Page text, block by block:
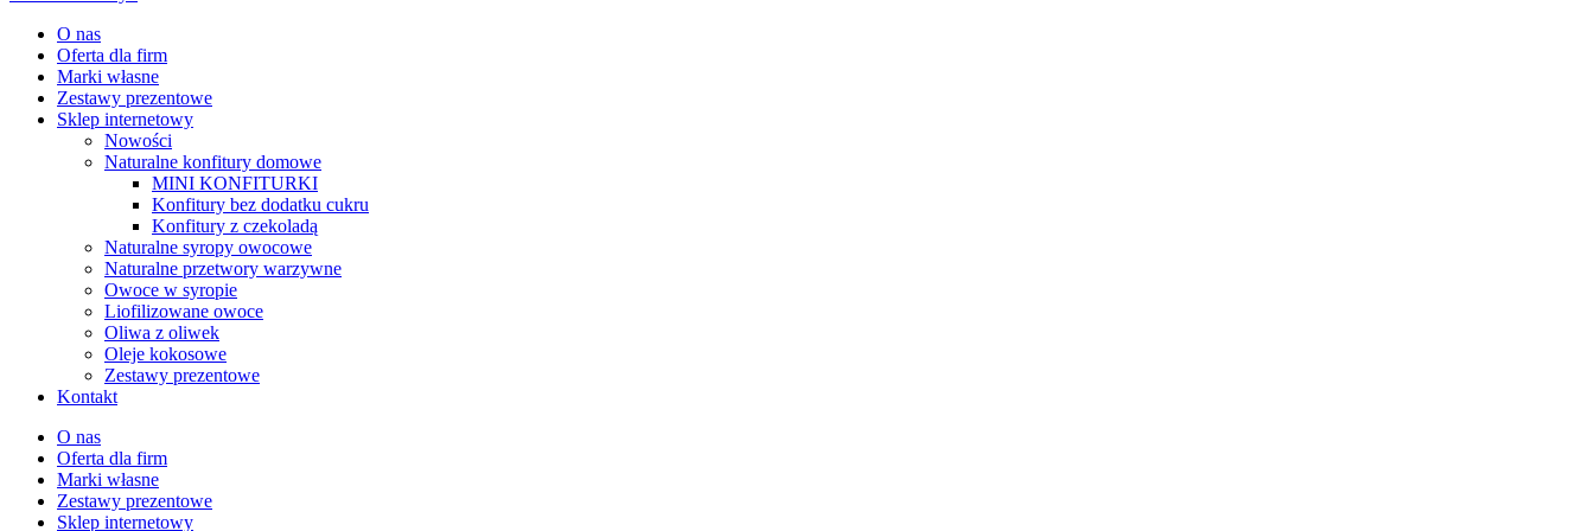
O nas
Oferta dla firm
Marki własne
Zestawy prezentowe
Sklep internetowy
Nowości
Naturalne konfitury domowe
MINI KONFITURKI
Konfitury bez dodatku cukru
Konfitury z czekoladą
Naturalne syropy owocowe
Naturalne przetwory warzywne
Owoce w syropie
Liofilizowane owoce
Oliwa z oliwek
Oleje kokosowe
Zestawy prezentowe
Kontakt
O nas
Oferta dla firm
Marki własne
Zestawy prezentowe
Sklep internetowy